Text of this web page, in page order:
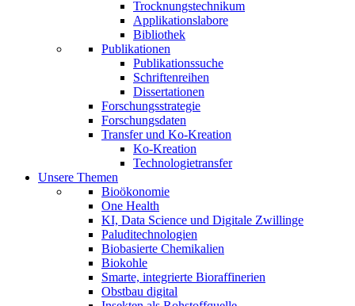
Trocknungstechnikum
Applikationslabore
Bibliothek
Publikationen
Publikationssuche
Schriftenreihen
Dissertationen
Forschungsstrategie
Forschungsdaten
Transfer und Ko-Kreation
Ko-Kreation
Technologietransfer
Unsere Themen
Bioökonomie
One Health
KI, Data Science und Digitale Zwillinge
Paluditechnologien
Biobasierte Chemikalien
Biokohle
Smarte, integrierte Bioraffinerien
Obstbau digital